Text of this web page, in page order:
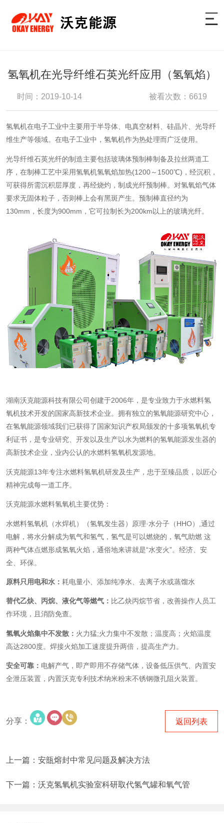
氢氧机在光导纤维石英光纤应用（氢氧焰）
时间：2019-10-14 被看次数：6619
氢氧机在电子工业中主要用于半导体、电真空材料、硅晶片、光导纤
维生产等领域。在电子工业中，氢氧机作为热处理而广泛使用。
光导纤维石英光纤的制造主要包括玻璃体预制棒制备及拉丝两道工
序，在制棒工艺中采用氢氧机氢氧焰加热(1200～1500℃)，经沉积，
可获得所需沉积层厚度，再经烧灼，制成光纤预制棒。对氢氧焰气体
要求无固体粒子，否则棒上会有黑斑产生。预制棒直径约为
130mm，长度为900mm，它可拉制长为200km以上的玻璃光纤。
湖南沃克能源科技有限公司创建于2006年，是专业致力于水燃料氢
氧机技术开发的国家高新技术企业。拥有独立的氢氧能源研究中心，
在氢氧能源领域我们已获得了国家知识产权局颁发的十多项氢氧机专
利证书，是专业研究、开发以及生产以水为燃料的氢氧能源发生器的
高新技术企业，业内公认的水燃料氢氧机发源地。
沃克能源13年专注水燃料氢氧机研发及生产，忠于至臻品质，以匠心
精神完成每一道工序。
沃克能源水燃料氢氧机主要优势：
水燃料氢氧机 （水焊机）（氢氧发生器）原理·水分子（HHO）,通过
电解，将水分解成为氧气和氢气，氢气是可以燃烧的，氧气助燃 这
两种气体点燃形成氢氧火焰，通俗地来讲就是“水变火”。经济、安
全、环保。
原料只用电和水：耗电量小、添加纯净水、去离子水或蒸馏水
替代乙炔、丙烷、液化气等燃气： 比乙炔丙烷节省，改善操作人员工
作环境，且消防免查。
氢氧火焰集中不发散： 火力猛;火力集中不发散；温度高；火焰温度
高达2800度。焊接火焰加工速度提升两倍，提高生产力。
安全可靠 ： 电解产气，即产即用不存储气体，设备低压供气、内置安
全泄压装置，内置沃克专利技术纳米粉末不锈钢微孔阻火装置。
分享： 返回列表
上一篇：安瓿熔封中常见问题及解决方法
下一篇：沃克氢氧机实验室科研取代氢气罐和氧气管